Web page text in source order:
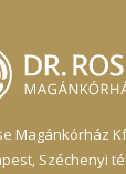
Magánkórház
Széchenyi